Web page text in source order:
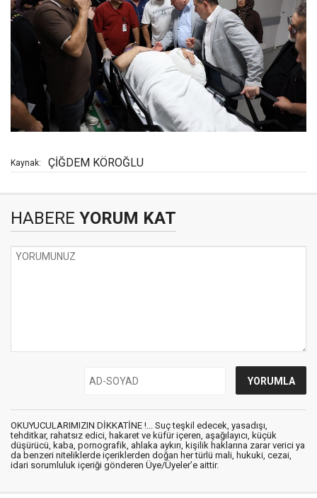
Kaynak: ÇİĞDEM KÖROĞLU
HABERE YORUM KAT
OKUYUCULARIMIZIN DİKKATİNE !... Suç teşkil edecek, yasadışı,
tehditkar, rahatsız edici, hakaret ve küfür içeren, aşağılayıcı, küçük
düşürücü, kaba, pornografik, ahlaka aykırı, kişilik haklarına zarar verici ya
da benzeri niteliklerde içeriklerden doğan her türlü mali, hukuki, cezai,
idari sorumluluk içeriği gönderen Üye/Üyeler’e aittir.